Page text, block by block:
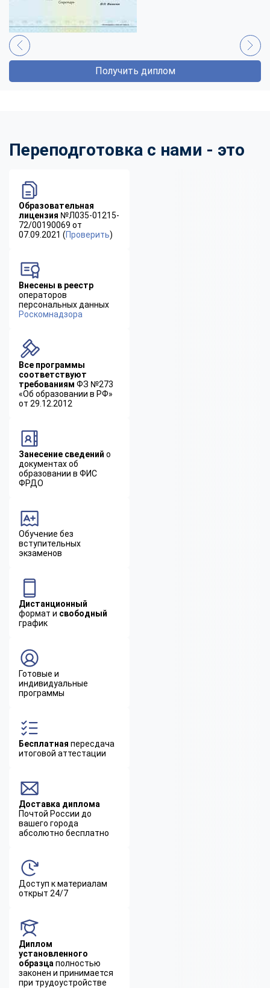
Получить диплом
Переподготовка с нами - это
Образовательная
лицензия №Л035-01215-
72/00190069 от
07.09.2021 (Проверить)
Внесены в реестр
операторов
персональных данных
Роскомнадзора
Все программы
соответствуют
требованиям ФЗ №273
«Об образовании в РФ»
от 29.12.2012
Занесение сведений о
документах об
образовании в ФИС
ФРДО
Обучение без
вступительных
экзаменов
Дистанционный
формат и свободный
график
Готовые и
индивидуальные
программы
Бесплатная пересдача
итоговой аттестации
Доставка диплома
Почтой России до
вашего города
абсолютно бесплатно
Доступ к материалам
открыт 24/7
Диплом
установленного
образца полностью
законен и принимается
при трудоустройстве